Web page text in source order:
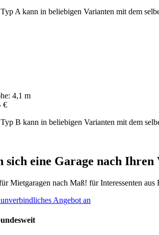
A kann in beliebigen Varianten mit dem
4,1 m
€
B kann in beliebigen Varianten mit dem
sich eine Garage nach Ihren
Mietgaragen nach Maß! für Interessenten aus
Angebot an